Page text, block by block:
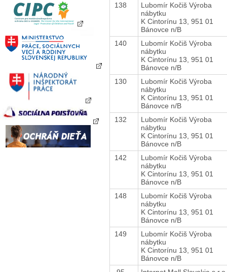
138
Lubomír Kočiš Výroba
nábytku
K Cintorínu 13, 951 01
Bánovce n/B
140
Lubomír Kočiš Výroba
nábytku
K Cintorínu 13, 951 01
Bánovce n/B
130
Lubomír Kočiš Výroba
nábytku
K Cintorínu 13, 951 01
Bánovce n/B
132
Lubomír Kočiš Výroba
nábytku
K Cintorínu 13, 951 01
Bánovce n/B
142
Lubomír Kočiš Výroba
nábytku
K Cintorínu 13, 951 01
Bánovce n/B
148
Lubomír Kočiš Výroba
nábytku
K Cintorínu 13, 951 01
Bánovce n/B
149
Lubomír Kočiš Výroba
nábytku
K Cintorínu 13, 951 01
Bánovce n/B